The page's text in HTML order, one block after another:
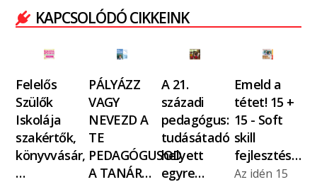
KAPCSOLÓDÓ CIKKEINK
Felelős
Szülők
Iskolája
szakértők,
könyvvásár,
…
PÁLYÁZZ
VAGY
NEVEZD A
TE
PEDAGÓGUSOD
A TANÁR…
A 21.
századi
pedagógus:
tudásátadó
helyett
egyre…
Emeld a
tétet! 15 +
15 - Soft
skill
fejlesztés…
Az idén 15